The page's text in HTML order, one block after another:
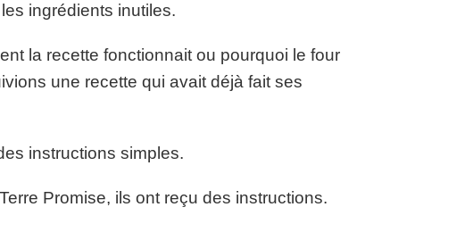
ingrédients inutiles.
la recette fonctionnait ou pourquoi le four
une recette qui avait déjà fait ses
instructions simples.
Promise, ils ont reçu des instructions.